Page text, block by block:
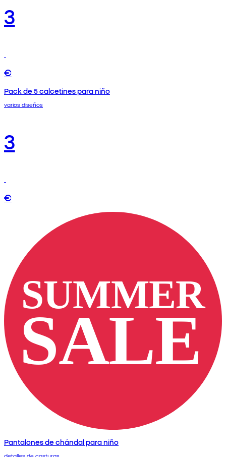
3
€
Pack de 5 calcetines para niño
varios diseños
3
€
Pantalones de chándal para niño